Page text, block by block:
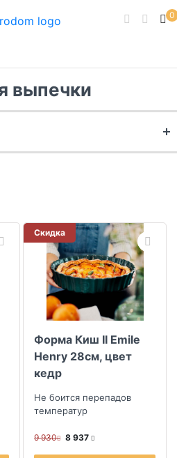
0
выпечки
Скидка
Форма Киш II Emile
Henry 28см, цвет
кедр
Не боится перепадов
температур
9 930 8 937